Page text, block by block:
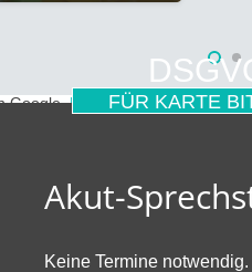
FÜR KARTE
Google.Mehr erfahren
Akut-
Keine Termine notwendig.